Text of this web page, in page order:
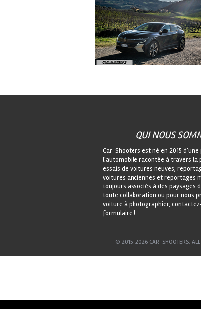
QUI NOUS
Car-Shooters est né en 2015 d'une
l'automobile racontée à travers la
essais de voitures neuves,
voitures anciennes et reportages
toujours associés à des paysages
toute collaboration ou pour nous
voiture à photographier,
formulaire !
© 2015-2026 CAR-SHOOTERS. ALL